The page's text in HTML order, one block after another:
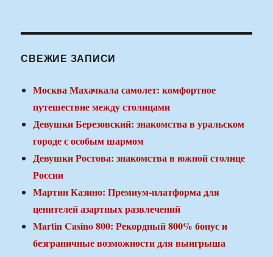
СВЕЖИЕ ЗАПИСИ
Москва Махачкала самолет: комфортное
путешествие между столицами
Девушки Березовский: знакомства в уральском
городе с особым шармом
Девушки Ростова: знакомства в южной столице
России
Мартин Казино: Премиум-платформа для
ценителей азартных развлечений
Martin Casino 800: Рекордный 800% бонус и
безграничные возможности для выигрыша